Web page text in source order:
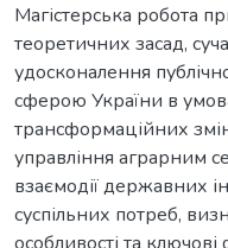
Магістерська робота
теоретичних засад,
удосконалення
сферою України в
трансформаційних
управління аграрним
взаємодії державних
суспільних потреб,